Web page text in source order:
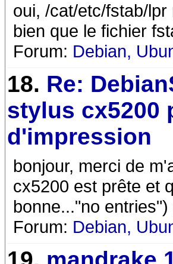
oui, /cat/etc/fstab/
bien que le fichier
Forum: Debian,
18. Re:
stylus cx5200
d'impression
bonjour, merci de
cx5200 est prête et
bonne..."no entries")
Forum: Debian,